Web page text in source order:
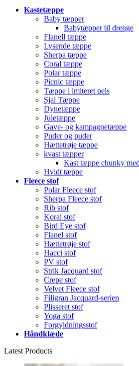
Kastetæppe
Baby tæpper
Babytæpper til drenge
Flanell tæppe
Lysende tæppe
Sherpa tæppe
Coral tæppe
Polar tæppe
Picnic tæppe
Tæppe i imiteret pels
Sjal Tæppe
Dynetæppe
Juletæppe
Gave- og kampagnetæppe
Puder og puder
Hættetrøje tæppe
kvast tæpper
Kast tæppe chunky
Hvidt tæppe
Fleece stof
Polar Fleece stof
Sherpa Fleece stof
Rib stof
Koral stof
Bird Eye stof
Flanel stof
Hættetrøje stof
Hacci stof
PV stof
Strik Jacquard stof
Crepe stof
Velvet Fleece stof
Filigran Jacquard-serien
Plisseret stof
Yoga stof
Forgyldningsstof
Håndklæde
Latest Products